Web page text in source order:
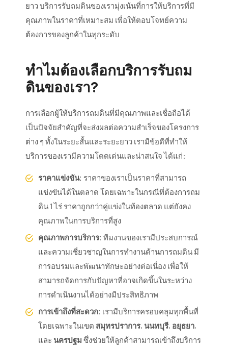
ยาว บริการรับถมดินของเรามุ่งเน้นที่การให้บริการที่มี
คุณภาพในราคาที่เหมาะสม เพื่อให้ตอบโจทย์ความ
ต้องการของลูกค้าในทุกระดับ
ทำไมต้องเลือกบริการรับถม
ดินของเรา?
การเลือกผู้ให้บริการถมดินที่มีคุณภาพและเชื่อถือได้
เป็นปัจจัยสำคัญที่จะส่งผลต่อความสำเร็จของโครงการ
ต่าง ๆ ทั้งในระยะสั้นและระยะยาว เรามีข้อดีที่ทำให้
บริการของเรามีความโดดเด่นและน่าสนใจ ได้แก่:
ราคาแข่งขัน: ราคาของเราเป็นราคาที่สามารถ
แข่งขันได้ในตลาด โดยเฉพาะในกรณีที่ต้องการถม
ดิน 1 ไร่ ราคาถูกกว่าคู่แข่งในท้องตลาด แต่ยังคง
คุณภาพในการบริการที่สูง
คุณภาพการบริการ: ทีมงานของเรามีประสบการณ์
และความเชี่ยวชาญในการทำงานด้านการถมดิน มี
การอบรมและพัฒนาทักษะอย่างต่อเนื่อง เพื่อให้
สามารถจัดการกับปัญหาที่อาจเกิดขึ้นในระหว่าง
การดำเนินงานได้อย่างมีประสิทธิภาพ
การเข้าถึงที่สะดวก: เรามีบริการครอบคลุมทุกพื้นที่
โดยเฉพาะในเขต สมุทรปราการ, นนทบุรี, อยุธยา,
และ นครปฐม ซึ่งช่วยให้ลูกค้าสามารถเข้าถึงบริการ